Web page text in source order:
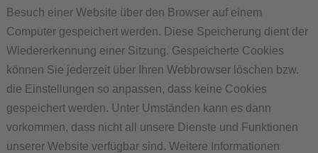
Besuch einer Website über den Browser auf einem
Computer gespeichert werden. Diese Speicherung dient der
Wiedererkennung einer Sitzung. Gespeicherte Cookies
können Sie jederzeit über Ihren Webbrowser löschen bzw.
die Einstellungen so anpassen, dass keine Cookies
gespeichert werden. Unter Umständen kann es dann
vorkommen, dass nicht all unsere Dienste und Funktionen
unserer Website verfügbar sind. Weitere Informationen